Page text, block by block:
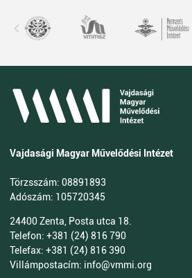
Vajdasági Magyar Művelődési Intézet
Törzsszám: 08891893
Adószám: 105720345
24400 Zenta, Posta utca 18.
Telefon: +381 (24) 816 790
Telefax: +381 (24) 816 390
Villámpostacím: info@vmmi.org